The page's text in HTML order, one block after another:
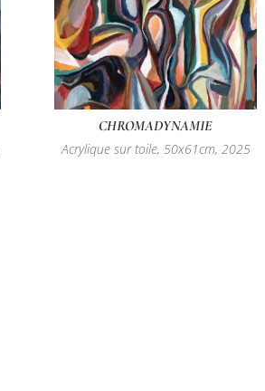
CHROMADYNAMIE
Acrylique sur toile, 50x61cm, 2025